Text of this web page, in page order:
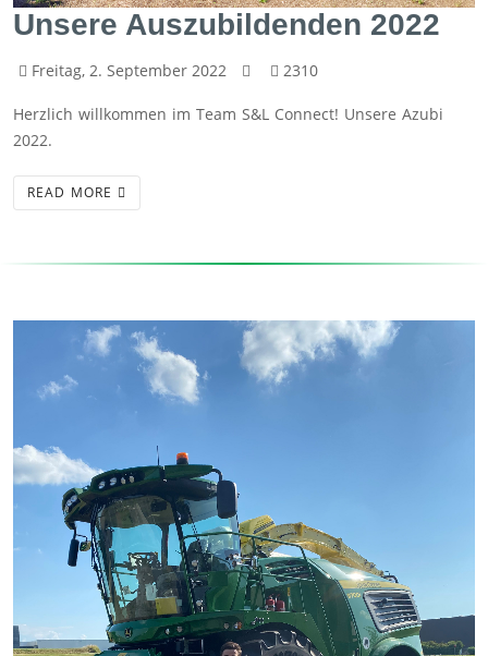
Unsere Auszubildenden 2022
Freitag, 2. September 2022 2310
Herzlich willkommen im Team S&L Connect! Unsere Azubi
2022.
READ MORE